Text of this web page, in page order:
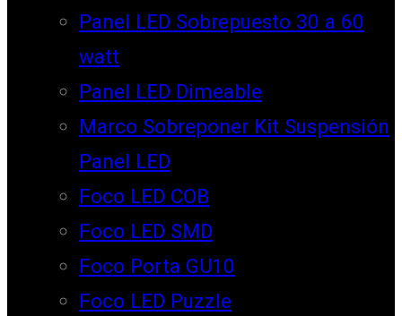
Panel LED Sobrepuesto 30 a 60
watt
Panel LED Dimeable
Marco Sobreponer Kit Suspensión
Panel LED
Foco LED COB
Foco LED SMD
Foco Porta GU10
Foco LED Puzzle